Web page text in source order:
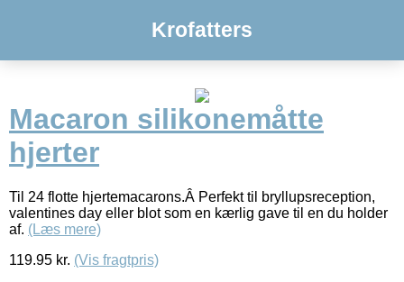
Krofatters
Macaron silikonemåtte
hjerter
Til 24 flotte hjertemacarons.Â Perfekt til bryllupsreception,
valentines day eller blot som en kærlig gave til en du holder
af. (Læs mere)
119.95 kr. (Vis fragtpris)